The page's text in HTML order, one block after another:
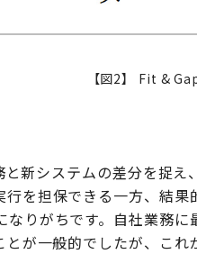
【図2】 Fit &
新システムの差分を捉
行を担保できる一方、結
なりがちです。自社業務
が一般的でしたが、こ